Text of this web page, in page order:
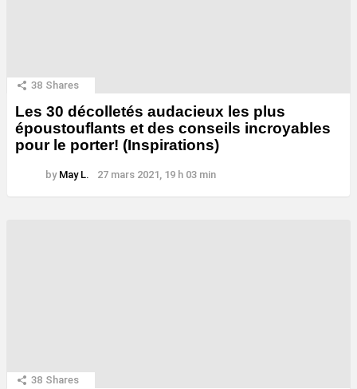
38 Shares
Les 30 décolletés audacieux les plus
époustouflants et des conseils incroyables
pour le porter! (Inspirations)
by May L. 27 mars 2021, 19 h 03 min
38 Shares